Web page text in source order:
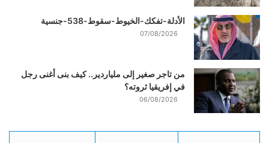
الأدلة-تفكك-الخيوط-سقوط-538-جنسية
07/08/2026
من تاجر صغير إلى ملياردير.. كيف بنى أغنى رجل
في إفريقيا ثروته؟
06/08/2026